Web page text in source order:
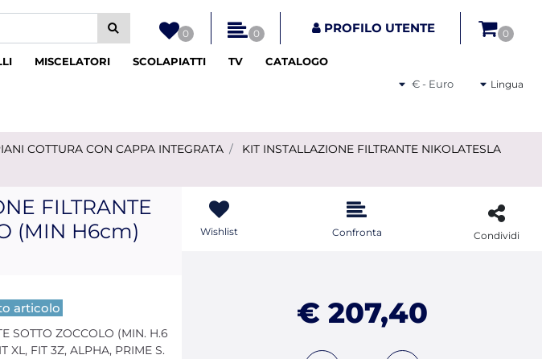
automaticamente gli altri filtri disponibili.
0 0 PROFILO UTENTE 0
MISCELATORI SCOLAPIATTI TV CATALOGO
Seleziona una valutaLingua
COTTURA CON CAPPA INTEGRATA
KIT INSTALLAZIONE FILTRANTE NIKOLATESLA
FILTRANTE
(MIN H6cm)
articolo
SOTTO ZOCCOLO (MIN. H.6
XL, FIT 3Z, ALPHA, PRIME S.
Wishlist Confronta Condividi
€ 207,40